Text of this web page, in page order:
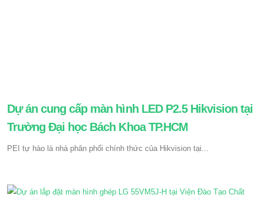
Dự án cung cấp màn hình LED P2.5 Hikvision tại
Trường Đại học Bách Khoa TP.HCM
PEI tự hào là nhà phân phối chính thức của Hikvision tại...